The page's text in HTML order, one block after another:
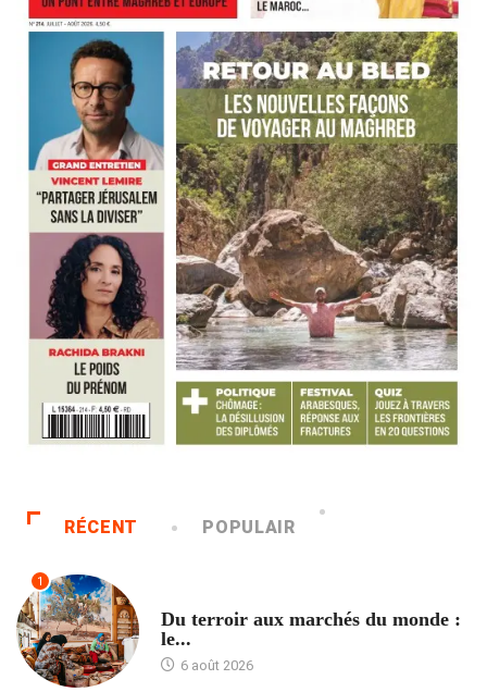
RÉCENT POPULAIR
1
Du terroir aux marchés du monde :
le...
6 août 2026